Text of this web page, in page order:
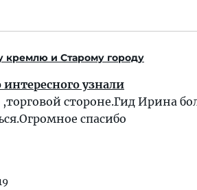
кремлю и Старому городу
узнали
стороне.Гид Ирина
спасибо